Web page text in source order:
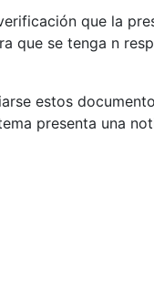
que la
que se tenga n
estos
presenta una